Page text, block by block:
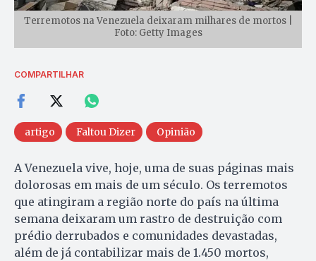
Terremotos na Venezuela deixaram milhares de mortos |
Foto: Getty Images
COMPARTILHAR
artigo Faltou Dizer Opinião
A Venezuela vive, hoje, uma de suas páginas mais
dolorosas em mais de um século. Os terremotos
que atingiram a região norte do país na última
semana deixaram um rastro de destruição com
prédio derrubados e comunidades devastadas,
além de já contabilizar mais de 1.450 mortos,